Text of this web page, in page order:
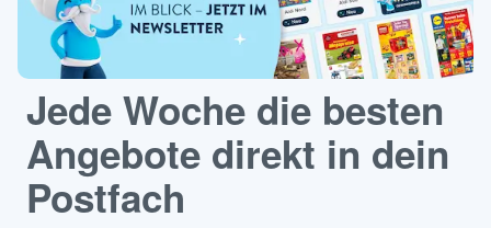
Jede Woche die besten
Angebote direkt in dein
Postfach